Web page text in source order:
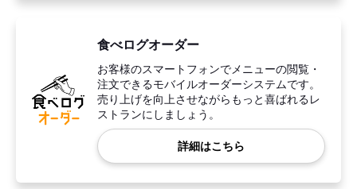
食べログオーダー
お客様のスマートフォンでメニューの閲覧・
注文できるモバイルオーダーシステムです。
売り上げを向上させながらもっと喜ばれるレ
ストランにしましょう。
詳細はこちら